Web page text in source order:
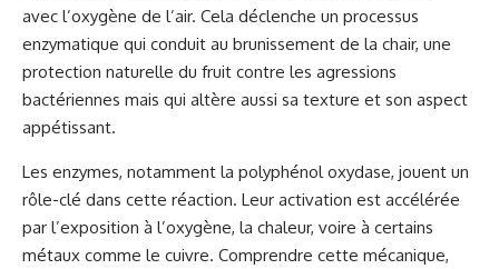
avec l’oxygène de l’air. Cela déclenche un processus
enzymatique qui conduit au brunissement de la chair, une
protection naturelle du fruit contre les agressions
bactériennes mais qui altère aussi sa texture et son aspect
appétissant.
Les enzymes, notamment la polyphénol oxydase, jouent un
rôle-clé dans cette réaction. Leur activation est accélérée
par l’exposition à l’oxygène, la chaleur, voire à certains
métaux comme le cuivre. Comprendre cette mécanique,